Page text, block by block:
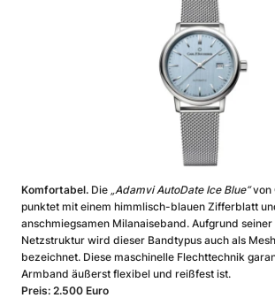
Komfortabel. Die „Adamvi AutoDate Ice Blue“von
punktet mit einem himmlisch-blauen Zifferblatt
anschmiegsamen Milanaiseband. Aufgrund
Netzstruktur wird dieser Bandtypus auch als
bezeichnet. Diese maschinelle Flechttechnik
Armband äußerst flexibel und reißfest ist.
Preis: 2.500 Euro